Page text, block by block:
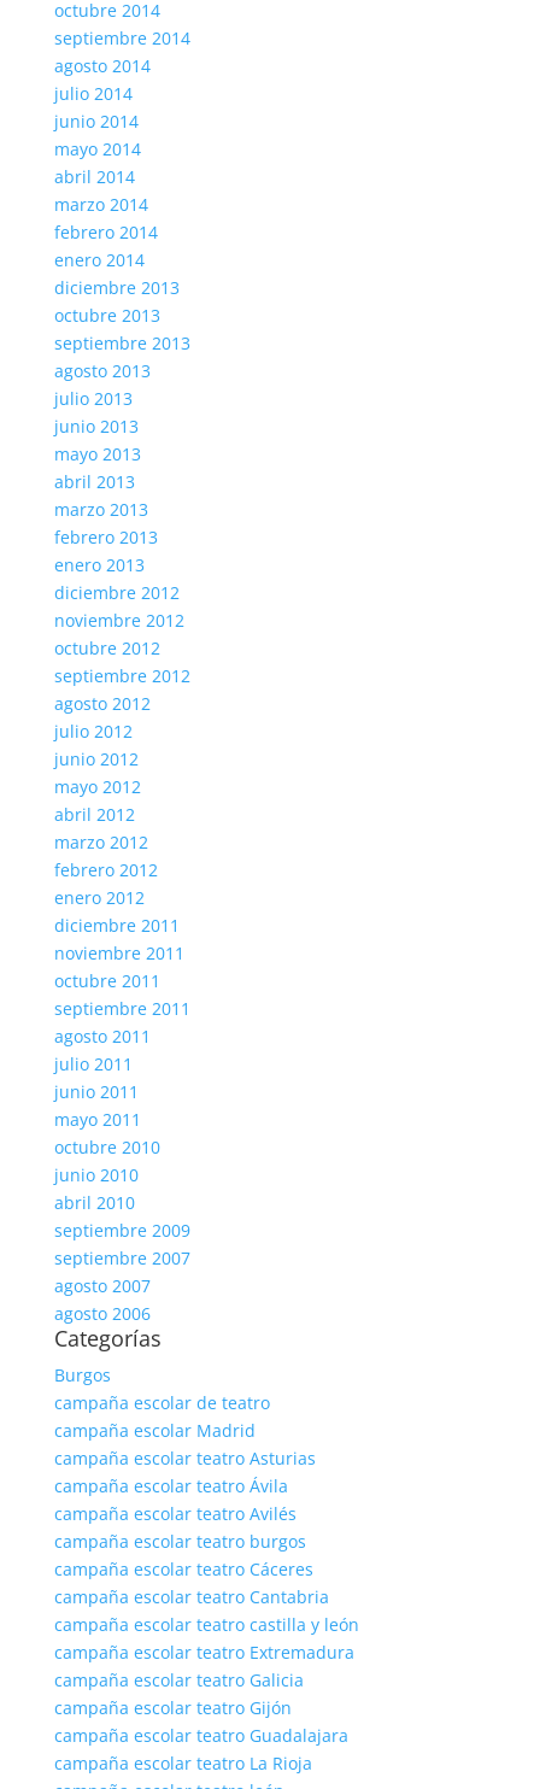
octubre 2014
septiembre 2014
agosto 2014
julio 2014
junio 2014
mayo 2014
abril 2014
marzo 2014
febrero 2014
enero 2014
diciembre 2013
octubre 2013
septiembre 2013
agosto 2013
julio 2013
junio 2013
mayo 2013
abril 2013
marzo 2013
febrero 2013
enero 2013
diciembre 2012
noviembre 2012
octubre 2012
septiembre 2012
agosto 2012
julio 2012
junio 2012
mayo 2012
abril 2012
marzo 2012
febrero 2012
enero 2012
diciembre 2011
noviembre 2011
octubre 2011
septiembre 2011
agosto 2011
julio 2011
junio 2011
mayo 2011
octubre 2010
junio 2010
abril 2010
septiembre 2009
septiembre 2007
agosto 2007
agosto 2006
Categorías
Burgos
campaña escolar de teatro
campaña escolar Madrid
campaña escolar teatro Asturias
campaña escolar teatro Ávila
campaña escolar teatro Avilés
campaña escolar teatro burgos
campaña escolar teatro Cáceres
campaña escolar teatro Cantabria
campaña escolar teatro castilla y león
campaña escolar teatro Extremadura
campaña escolar teatro Galicia
campaña escolar teatro Gijón
campaña escolar teatro Guadalajara
campaña escolar teatro La Rioja